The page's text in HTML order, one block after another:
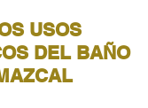
USOS
DEL BAÑO